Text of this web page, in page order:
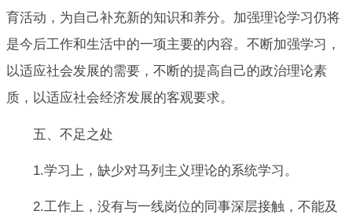
育活动，为自己补充新的知识和养分。加强理论学习仍将
是今后工作和生活中的一项主要的内容。不断加强学习，
以适应社会发展的需要，不断的提高自己的政治理论素
质，以适应社会经济发展的客观要求。
五、不足之处
1.学习上，缺少对马列主义理论的系统学习。
2.工作上，没有与一线岗位的同事深层接触，不能及